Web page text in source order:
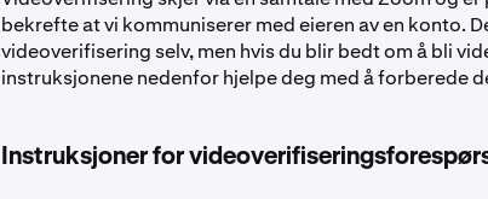
bekrefte at vi kommuniserer med eieren av en konto.
videoverifisering selv, men hvis du blir bedt om å bli
instruksjonene nedenfor hjelpe deg med å forberede
Instruksjoner for